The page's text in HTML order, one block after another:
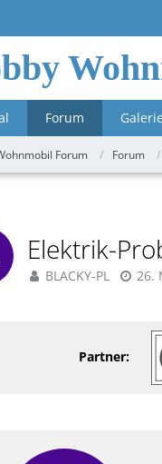
Forum Galerie
Forum Forum
Elektrik-
BLACKY-PL 26.
Partner: